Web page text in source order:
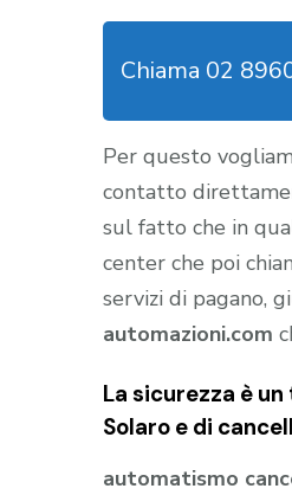
Chiama 02
Per questo
contatto
sul fatto che in
center che poi
servizi di pagano,
automazioni.com
La sicurezza è
Solaro e di
automatismo